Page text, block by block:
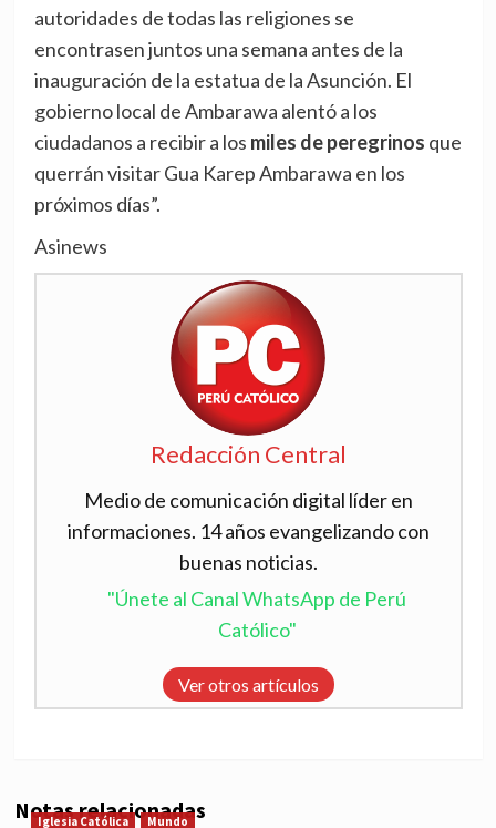
autoridades de todas las religiones se
encontrasen juntos una semana antes de la
inauguración de la estatua de la Asunción. El
gobierno local de Ambarawa alentó a los
ciudadanos a recibir a los miles de peregrinos que
querrán visitar Gua Karep Ambarawa en los
próximos días”.
Asinews
Redacción Central
Medio de comunicación digital líder en
informaciones. 14 años evangelizando con
buenas noticias.
"Únete al Canal WhatsApp de Perú
Católico"
Ver otros artículos
Notas relacionadas
Iglesia Católica Mundo